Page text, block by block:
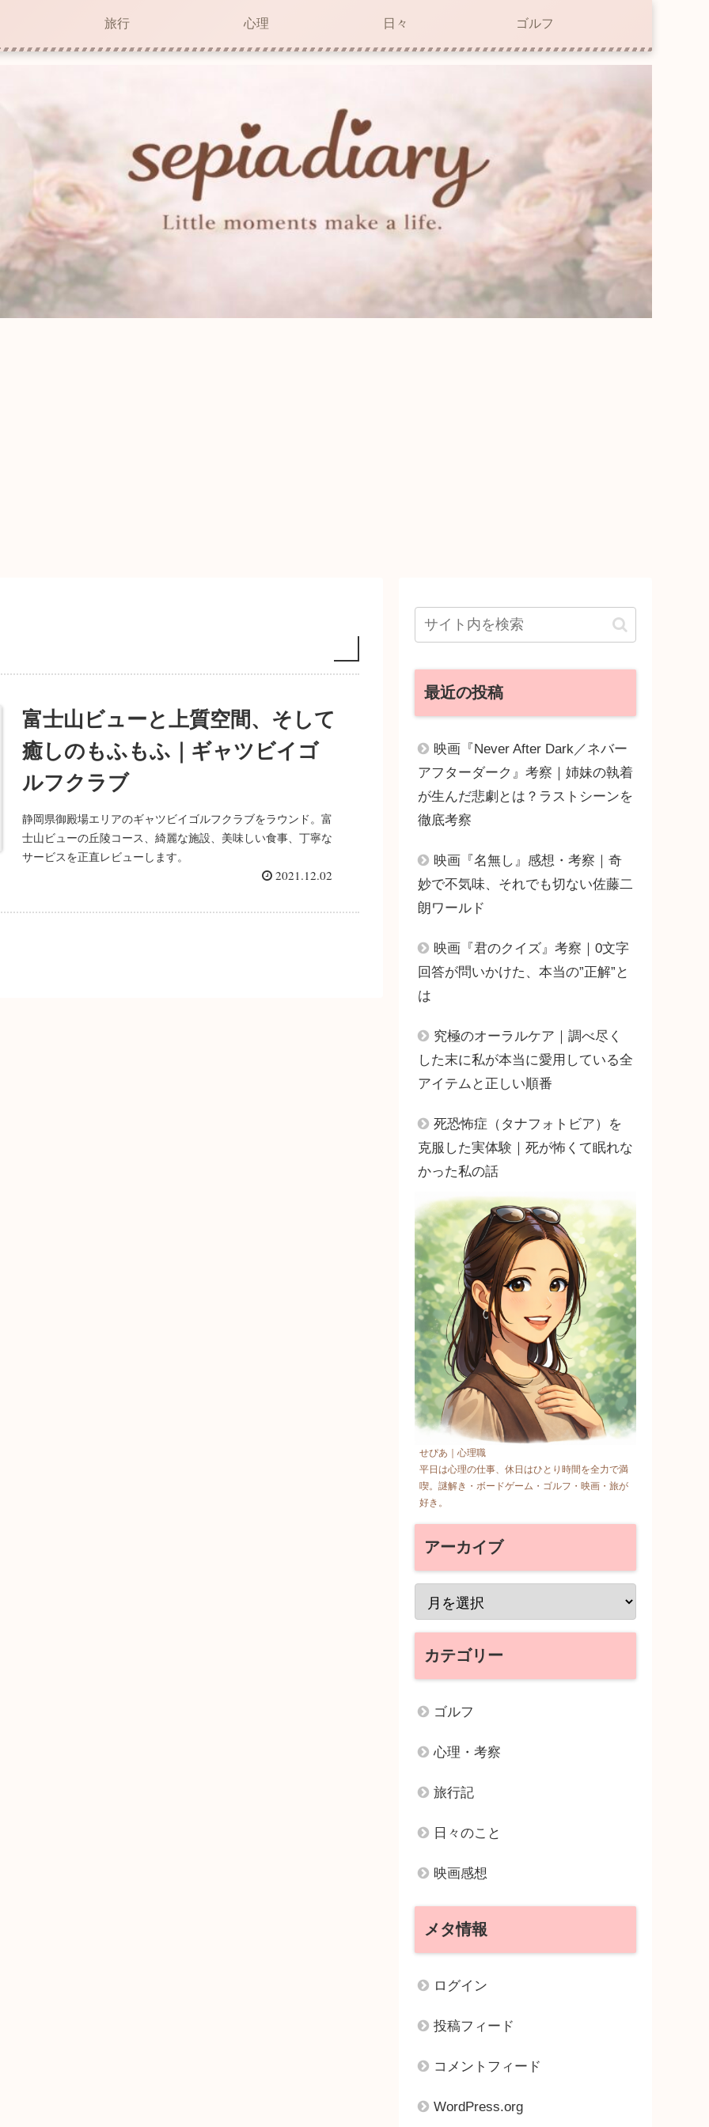
旅行 心理 日々 ゴルフ
富士山ビューと上質空間、そして
癒しのもふもふ｜ギャツビイゴ
ルフクラブ
静岡県御殿場エリアのギャツビイゴルフクラブをラウンド。富
士山ビューの丘陵コース、綺麗な施設、美味しい食事、丁寧な
サービスを正直レビューします。
2021.12.02
最近の投稿
映画『Never After Dark／ネバー
アフターダーク』考察｜姉妹の執着
が生んだ悲劇とは？ラストシーンを
徹底考察
映画『名無し』感想・考察｜奇
妙で不気味、それでも切ない佐藤二
朗ワールド
映画『君のクイズ』考察｜0文字
回答が問いかけた、本当の”正解”と
は
究極のオーラルケア｜調べ尽く
した末に私が本当に愛用している全
アイテムと正しい順番
死恐怖症（タナフォトビア）を
克服した実体験｜死が怖くて眠れな
かった私の話
せぴあ｜心理職
平日は心理の仕事、休日はひとり時間を全力で満
喫。謎解き・ボードゲーム・ゴルフ・映画・旅が
好き。
アーカイブ
カテゴリー
ゴルフ
心理・考察
旅行記
日々のこと
映画感想
メタ情報
ログイン
投稿フィード
コメントフィード
WordPress.org